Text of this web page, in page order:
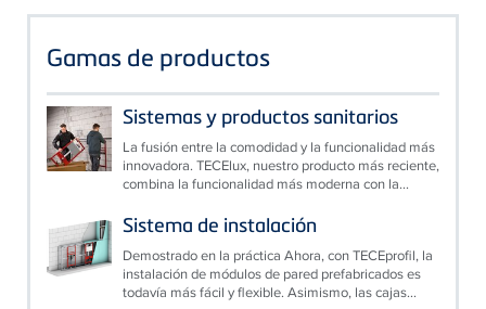
Gamas de productos
Sistemas y productos sanitarios
La fusión entre la comodidad y la funcionalidad más
innovadora. TECElux, nuestro producto más reciente,
combina la funcionalidad más moderna con la...
Sistema de instalación
Demostrado en la práctica Ahora, con TECEprofil, la
instalación de módulos de pared prefabricados es
todavía más fácil y flexible. Asimismo, las cajas...